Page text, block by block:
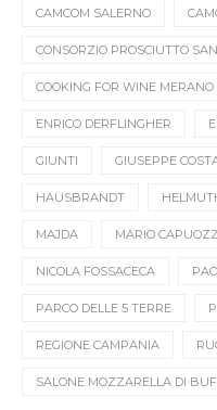
CAMCOM SALERNO
CONSORZIO PROSCIUTTO
COOKING FOR WINE MERANO
ENRICO DERFLINGHER
GIUNTI GIUSEPPE
HAUSBRANDT
MAJDA MARIO
NICOLA FOSSACECA
PARCO DELLE 5 TERRE
REGIONE CAMPANIA
SALONE MOZZARELLA DI